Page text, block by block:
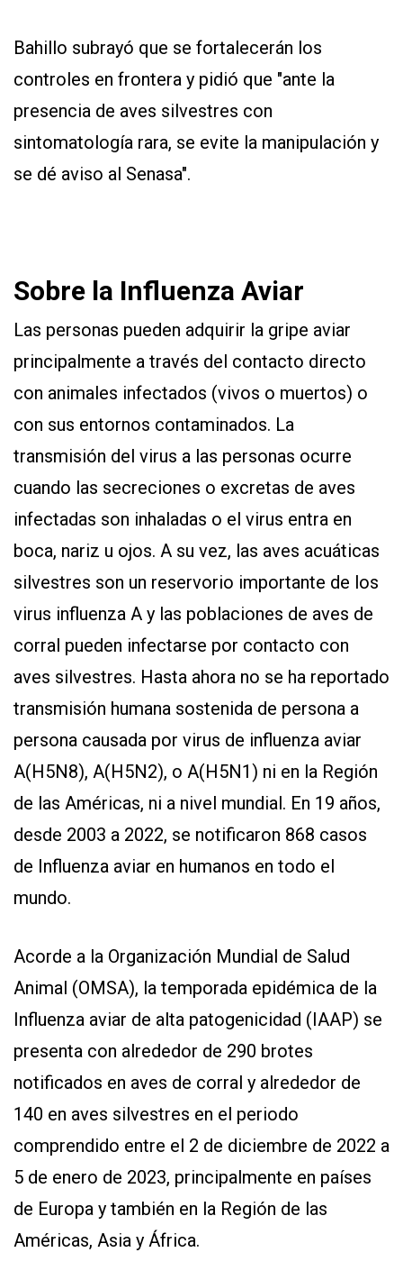
Bahillo subrayó que se fortalecerán los
controles en frontera y pidió que "ante la
presencia de aves silvestres con
sintomatología rara, se evite la manipulación y
se dé aviso al Senasa".
Sobre la Influenza Aviar
Las personas pueden adquirir la gripe aviar
principalmente a través del contacto directo
con animales infectados (vivos o muertos) o
con sus entornos contaminados. La
transmisión del virus a las personas ocurre
cuando las secreciones o excretas de aves
infectadas son inhaladas o el virus entra en
boca, nariz u ojos. A su vez, las aves acuáticas
silvestres son un reservorio importante de los
virus influenza A y las poblaciones de aves de
corral pueden infectarse por contacto con
aves silvestres. Hasta ahora no se ha reportado
transmisión humana sostenida de persona a
persona causada por virus de influenza aviar
A(H5N8), A(H5N2), o A(H5N1) ni en la Región
de las Américas, ni a nivel mundial. En 19 años,
desde 2003 a 2022, se notificaron 868 casos
de Influenza aviar en humanos en todo el
mundo.
Acorde a la Organización Mundial de Salud
Animal (OMSA), la temporada epidémica de la
Influenza aviar de alta patogenicidad (IAAP) se
presenta con alrededor de 290 brotes
notificados en aves de corral y alrededor de
140 en aves silvestres en el periodo
comprendido entre el 2 de diciembre de 2022 a
5 de enero de 2023, principalmente en países
de Europa y también en la Región de las
Américas, Asia y África.